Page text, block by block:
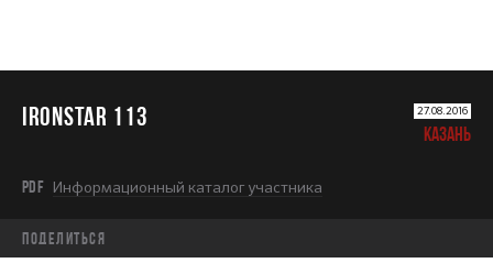
IRONSTAR 113 27.08.2016
КАЗАНЬ
PDF Информационный каталог участника
Поделиться